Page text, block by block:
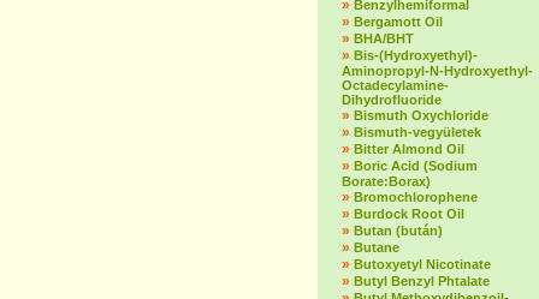
» Benzylhemiformal
» Bergamott Oil
» BHA/BHT
» Bis-(Hydroxyethyl)-
Aminopropyl-N-Hydroxyethyl-
Octadecylamine-
Dihydrofluoride
» Bismuth Oxychloride
» Bismuth-vegyületek
» Bitter Almond Oil
» Boric Acid (Sodium
Borate:Borax)
» Bromochlorophene
» Burdock Root Oil
» Butan (bután)
» Butane
» Butoxyetyl Nicotinate
» Butyl Benzyl Phtalate